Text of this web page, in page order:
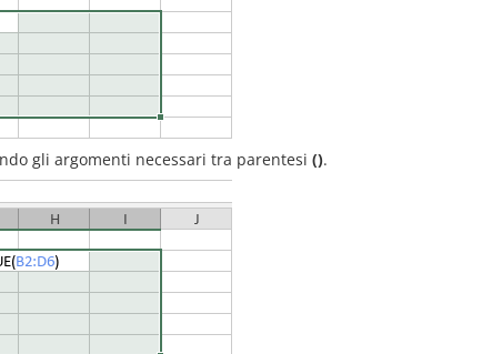
gli argomenti necessari tra parentesi ().